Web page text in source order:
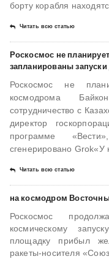
борту корабля
Читать всю статью
Роскосмос не
запланированы
Роскосмос не
космодрома
сотрудничество с
директор
программе
сгенерировано Grok«У
Читать всю статью
на космодром
Роскосмос
космическому
площадку прибыл
ракеты-носителя